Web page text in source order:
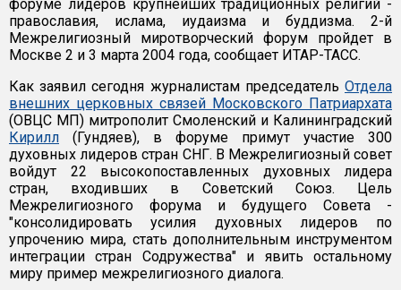
форуме лидеров крупнейших традиционных религий -
православия, ислама, иудаизма и буддизма. 2-й
Межрелигиозный миротворческий форум пройдет в
Москве 2 и 3 марта 2004 года, сообщает ИТАР-ТАСС.
Как заявил сегодня журналистам председатель Отдела
внешних церковных связей Московского Патриархата
(ОВЦС МП) митрополит Смоленский и Калининградский
Кирилл (Гундяев), в форуме примут участие 300
духовных лидеров стран СНГ. В Межрелигиозный совет
войдут 22 высокопоставленных духовных лидера
стран, входивших в Советский Союз. Цель
Межрелигиозного форума и будущего Совета -
"консолидировать усилия духовных лидеров по
упрочению мира, стать дополнительным инструментом
интеграции стран Содружества" и явить остальному
миру пример межрелигиозного диалога.